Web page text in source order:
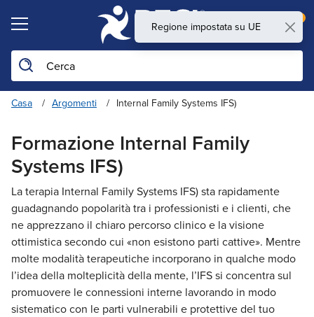
0
Cerca nel sito
Casa Argomenti Internal Family Systems IFS)
Formazione Internal Family
Systems IFS)
La terapia Internal Family Systems IFS) sta rapidamente
guadagnando popolarità tra i professionisti e i clienti, che
ne apprezzano il chiaro percorso clinico e la visione
ottimistica secondo cui «non esistono parti cattive». Mentre
molte modalità terapeutiche incorporano in qualche modo
l’idea della molteplicità della mente, l’IFS si concentra sul
promuovere le connessioni interne lavorando in modo
sistematico con le parti vulnerabili e protettive del tuo